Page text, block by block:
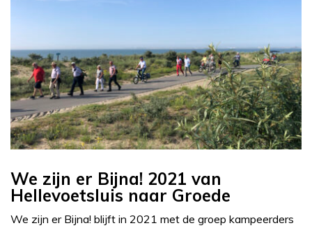
We zijn er Bijna! 2021 van
Hellevoetsluis naar Groede
We zijn er Bijna! blijft in 2021 met de groep kampeerders